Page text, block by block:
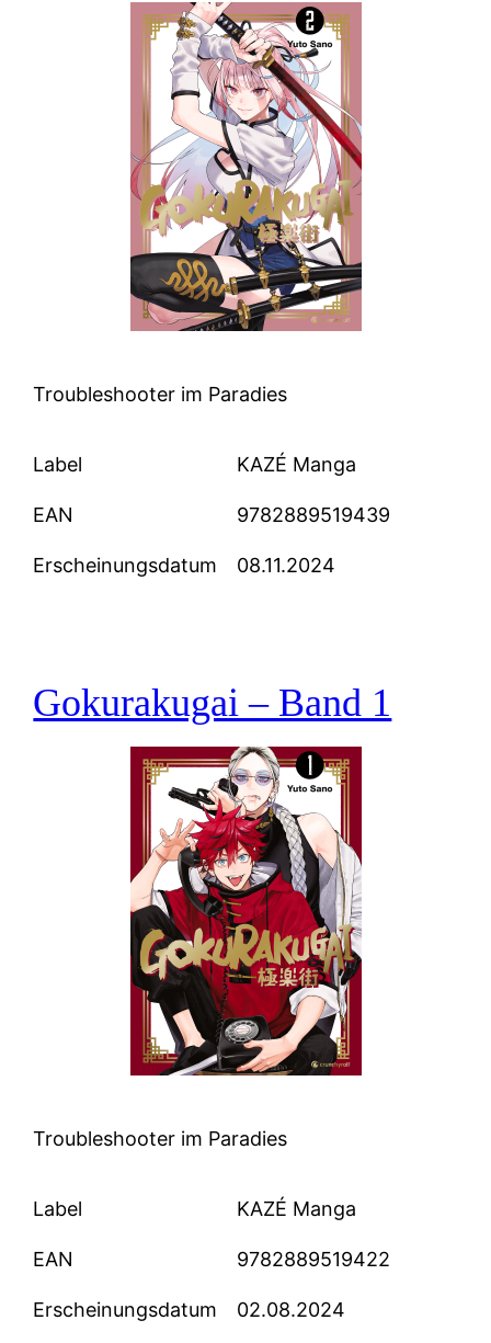
Troubleshooter im Paradies
Label KAZÉ Manga
EAN 9782889519439
Erscheinungsdatum 08.11.2024
Gokurakugai – Band 1
Troubleshooter im Paradies
Label KAZÉ Manga
EAN 9782889519422
Erscheinungsdatum 02.08.2024